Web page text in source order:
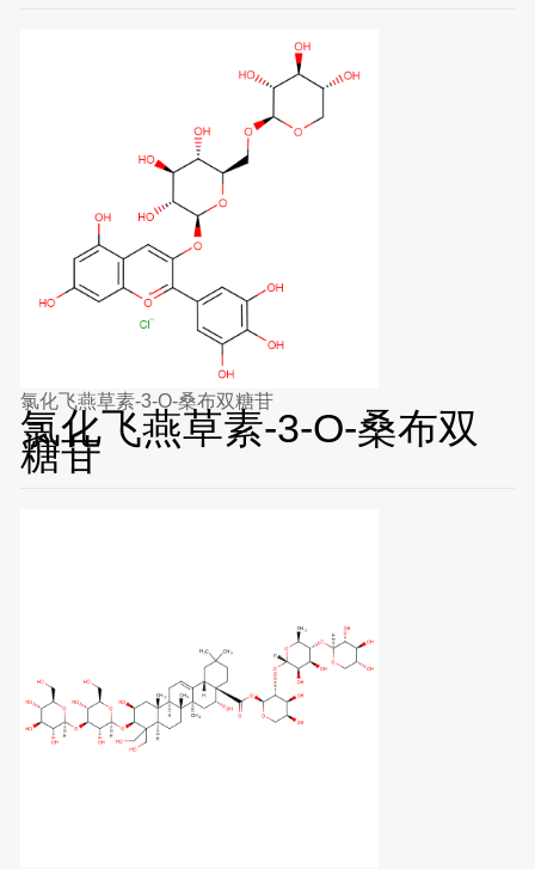
氯化飞燕草素-3-O-桑布双糖苷
氯化飞燕草素-3-O-桑布双
糖苷